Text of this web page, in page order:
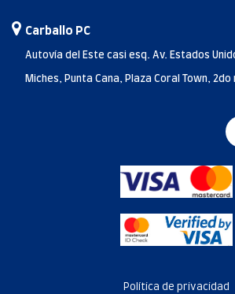
Carballo PC
Autovía del Este casi esq. Av. Estados
Miches, Punta Cana, Plaza Coral Town,
Política de privacidad